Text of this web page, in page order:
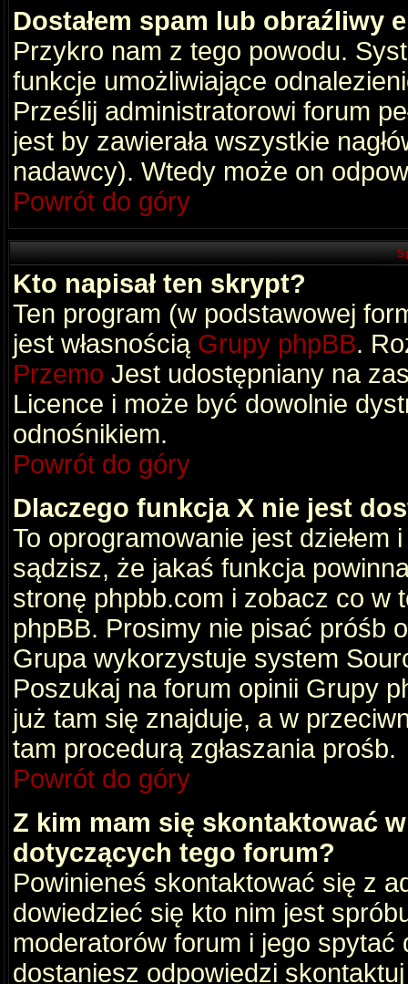
Dostałem spam lub obraźliwy
Przykro nam z tego powodu.
funkcje umożliwiające
Prześlij administratorowi forum
jest by zawierała wszystkie
nadawcy). Wtedy może on
Powrót do góry
Kto napisał ten skrypt?
Ten program (w podstawowej
jest własnością Grupy phpBB.
Przemo Jest udostępniany na
Licence i może być dowolnie
odnośnikiem.
Powrót do góry
Dlaczego funkcja X nie jest
To oprogramowanie jest dziełem
sądzisz, że jakaś funkcja
stronę phpbb.com i zobacz co w
phpBB. Prosimy nie pisać próśb
Grupa wykorzystuje system
Poszukaj na forum opinii Grupy
już tam się znajduje, a w
tam procedurą zgłaszania prośb.
Powrót do góry
Z kim mam się skontaktować
dotyczących tego forum?
Powinieneś skontaktować się z
dowiedzieć się kto nim jest
moderatorów forum i jego
dostaniesz odpowiedzi